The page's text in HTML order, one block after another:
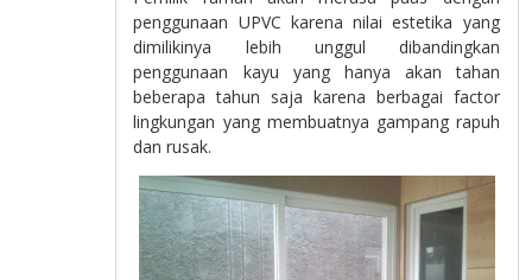
penggunaan UPVC karena nilai estetika yang
dimilikinya lebih unggul dibandingkan
penggunaan kayu yang hanya akan tahan
beberapa tahun saja karena berbagai factor
lingkungan yang membuatnya gampang rapuh
dan rusak.